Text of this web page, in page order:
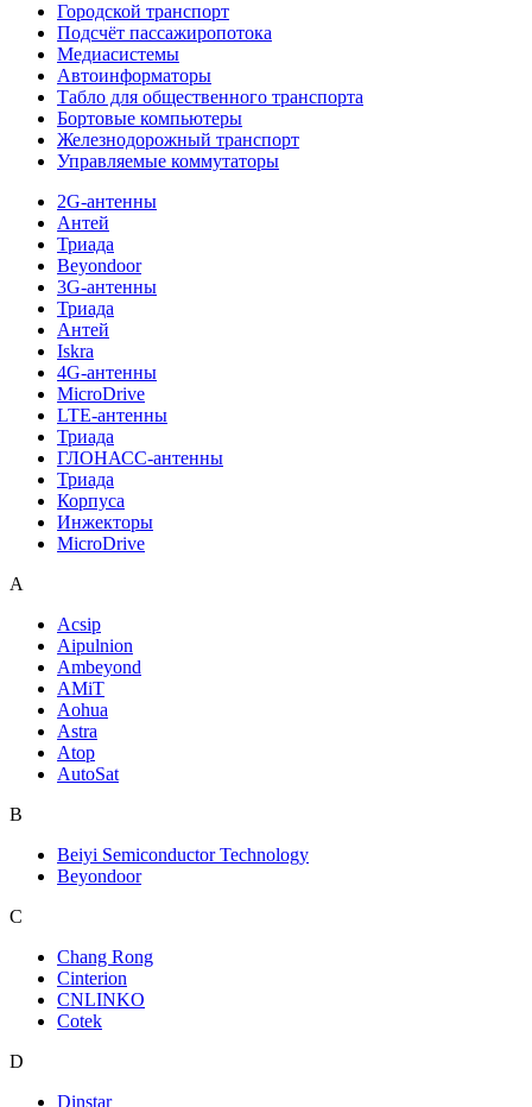
Городской транспорт
Подсчёт пассажиропотока
Медиасистемы
Автоинформаторы
Табло для общественного транспорта
Бортовые компьютеры
Железнодорожный транспорт
Управляемые коммутаторы
2G-антенны
Антей
Триада
Beyondoor
3G-антенны
Триада
Антей
Iskra
4G-антенны
MicroDrive
LTE-антенны
Триада
ГЛОНАСС-антенны
Триада
Корпуса
Инжекторы
MicroDrive
A
Acsip
Aipulnion
Ambeyond
AMiT
Aohua
Astra
Atop
AutoSat
B
Beiyi Semiconductor Technology
Beyondoor
C
Chang Rong
Cinterion
CNLINKO
Cotek
D
Dinstar